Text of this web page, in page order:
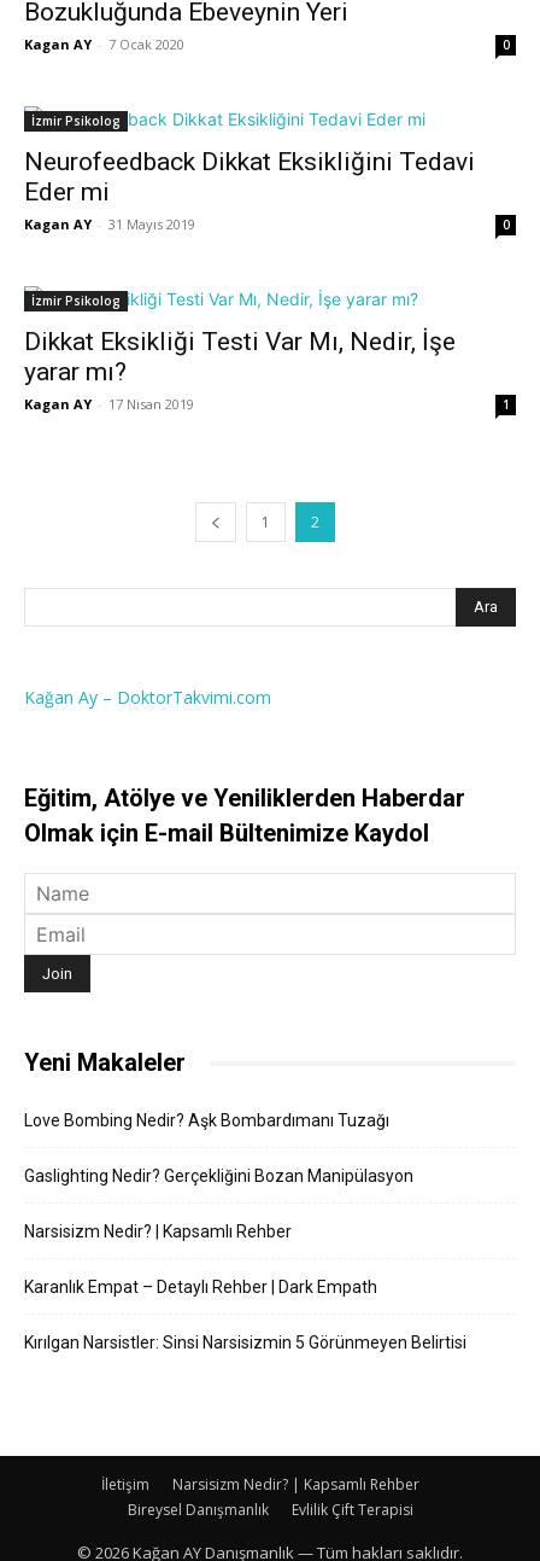
Bozukluğunda Ebeveynin Yeri
Kagan AY - 7 Ocak 2020 0
İzmir Psikolog
Neurofeedback Dikkat Eksikliğini Tedavi
Eder mi
Kagan AY - 31 Mayıs 2019 0
İzmir Psikolog
Dikkat Eksikliği Testi Var Mı, Nedir, İşe
yarar mı?
Kagan AY - 17 Nisan 2019 1
1 2
Kağan Ay – DoktorTakvimi.com
Eğitim, Atölye ve Yeniliklerden Haberdar
Olmak için E-mail Bültenimize Kaydol
Yeni Makaleler
Love Bombing Nedir? Aşk Bombardımanı Tuzağı
Gaslighting Nedir? Gerçekliğini Bozan Manipülasyon
Narsisizm Nedir? | Kapsamlı Rehber
Karanlık Empat – Detaylı Rehber | Dark Empath
Kırılgan Narsistler: Sinsi Narsisizmin 5 Görünmeyen Belirtisi
İletişim
Narsisizm Nedir? | Kapsamlı Rehber
Bireysel Danışmanlık
Evlilik Çift Terapisi